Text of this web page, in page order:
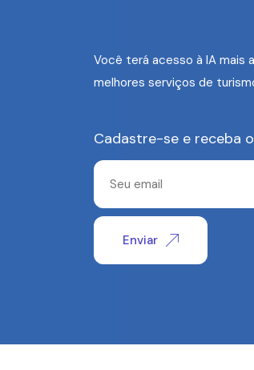
Você terá acesso à IA mais
melhores serviços de
Cadastre-se e receba
Enviar